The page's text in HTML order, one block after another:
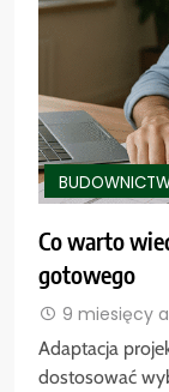
Co warto
gotowego
9 miesięcy
Adaptacja
dostosować